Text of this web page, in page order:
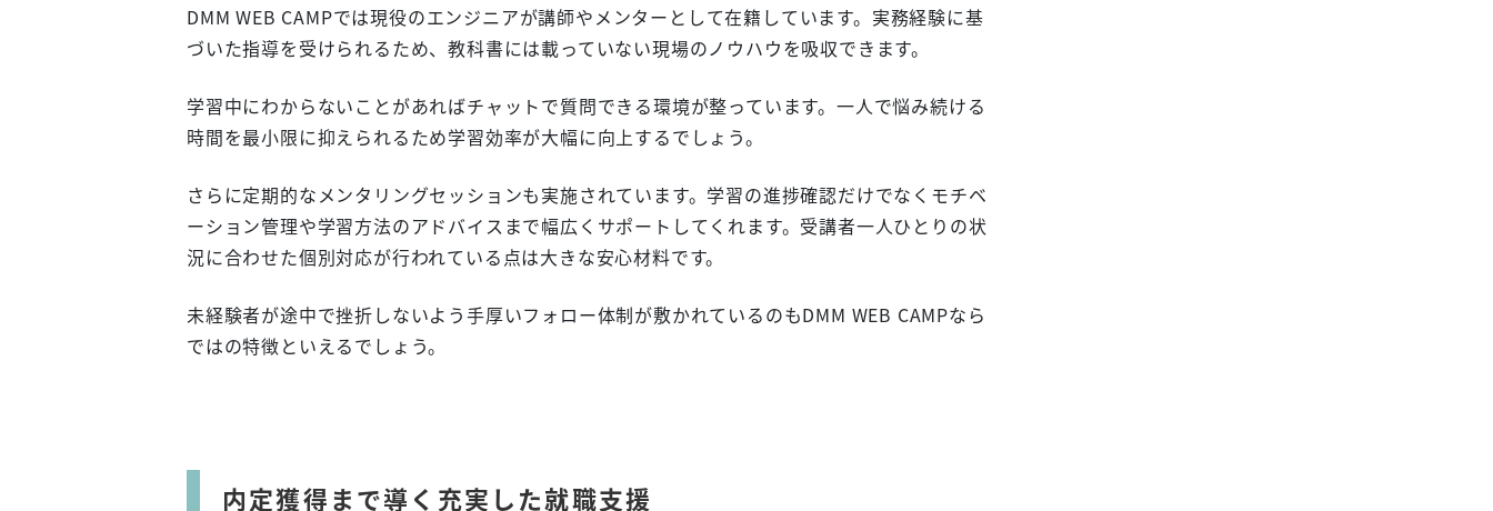
DMM WEB CAMPでは現役のエンジニアが講師やメンターとして在籍しています。実務経験に基
づいた指導を受けられるため、教科書には載っていない現場のノウハウを吸収できます。
学習中にわからないことがあればチャットで質問できる環境が整っています。一人で悩み続ける
時間を最小限に抑えられるため学習効率が大幅に向上するでしょう。
さらに定期的なメンタリングセッションも実施されています。学習の進捗確認だけでなくモチベ
ーション管理や学習方法のアドバイスまで幅広くサポートしてくれます。受講者一人ひとりの状
況に合わせた個別対応が行われている点は大きな安心材料です。
未経験者が途中で挫折しないよう手厚いフォロー体制が敷かれているのもDMM WEB CAMPなら
ではの特徴といえるでしょう。
内定獲得まで導く充実した就職支援